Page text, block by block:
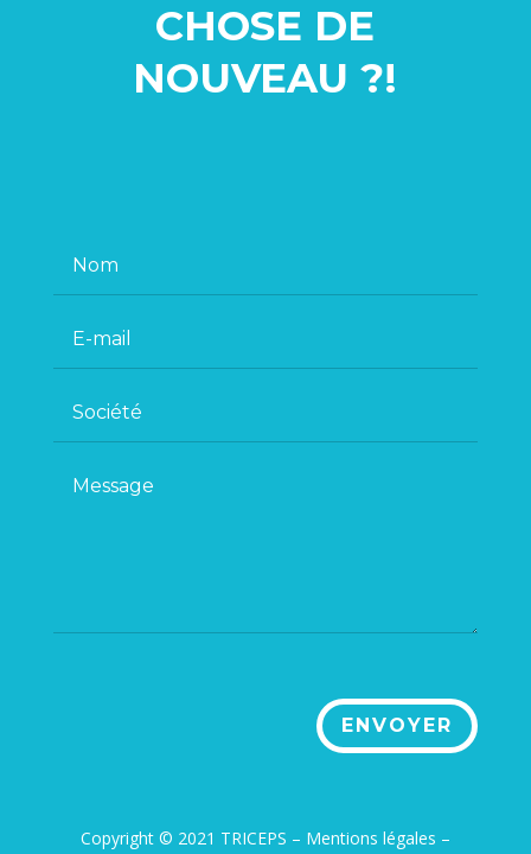
CHOSE DE
NOUVEAU ?!
ENVOYER
Copyright © 2021 TRICEPS – Mentions légales –